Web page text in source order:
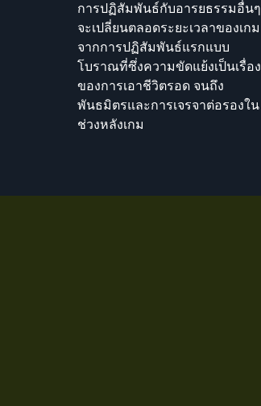
การปฏิสัมพันธ์กับอารยธรรมอื่นๆ
จะเปลี่ยนตลอดระยะเวลาของเกม
จากการปฏิสัมพันธ์แรกแบบ
โบราณที่ซึ่งความขัดแย้งเป็นเรื่อง
ของการเอาชีวิตรอด จนถึง
พันธมิตรและการเจรจาต่อรองใน
ช่วงหลังเกม